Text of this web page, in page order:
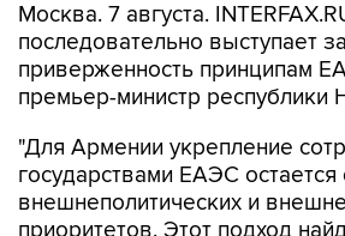
Москва. 7 августа.
последовательно выступает за
приверженность принципам
премьер-министр республики
"Для Армении укрепление
государствами ЕАЭС остается
внешнеполитических и